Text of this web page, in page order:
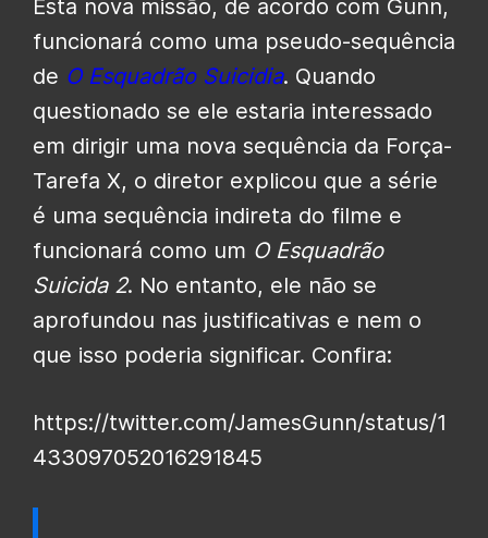
Esta nova missão, de acordo com Gunn,
funcionará como uma pseudo-sequência
de O Esquadrão Suicidia. Quando
questionado se ele estaria interessado
em dirigir uma nova sequência da Força-
Tarefa X, o diretor explicou que a série
é uma sequência indireta do filme e
funcionará como um O Esquadrão
Suicida 2. No entanto, ele não se
aprofundou nas justificativas e nem o
que isso poderia significar. Confira:
https://twitter.com/JamesGunn/status/1
433097052016291845